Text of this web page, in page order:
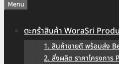
Menu
ตะกร้าสินค้า WoraSri
1. สินค้าขายดี พร้อมส่ง
2. สั่งผลิต ราคาโครงกา